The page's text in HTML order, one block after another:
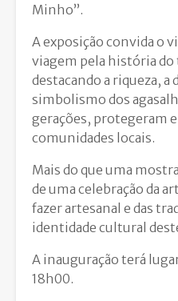
Minho”.
A exposição convida o
viagem pela história
destacando a riqueza, a
simbolismo dos
gerações, protegeram
comunidades locais.
Mais do que uma
de uma celebração da
fazer artesanal e das
identidade cultural
A inauguração terá
18h00.